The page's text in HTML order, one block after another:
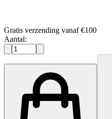
Gratis verzending vanaf €100
Aantal: